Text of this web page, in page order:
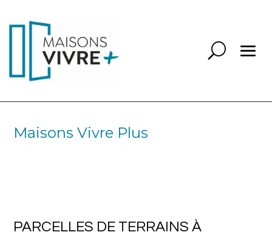
Maisons Vivre Plus
PARCELLES DE TERRAINS À